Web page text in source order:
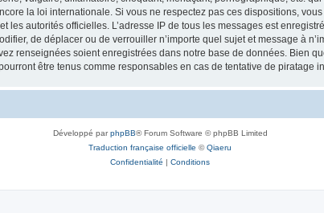
la loi internationale. Si vous ne respectez pas ces dispositions,
les autorités officielles. L’adresse IP de tous les messages est
de déplacer ou de verrouiller n’importe quel sujet et message à
renseignées soient enregistrées dans notre base de données. Bien
être tenus comme responsables en cas de tentative de piratage
Développé parphpBB® Forum Software © phpBB Limited
Traduction française officielle ©Qiaeru
Confidentialité | Conditions